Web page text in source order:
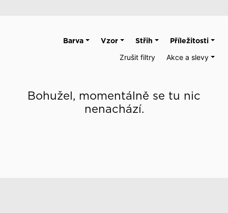
Příležitosti
Střih
Vzor
Barva
Akce a slevy
Zrušit filtry
Bohužel, momentálně se tu nic
nenachází.